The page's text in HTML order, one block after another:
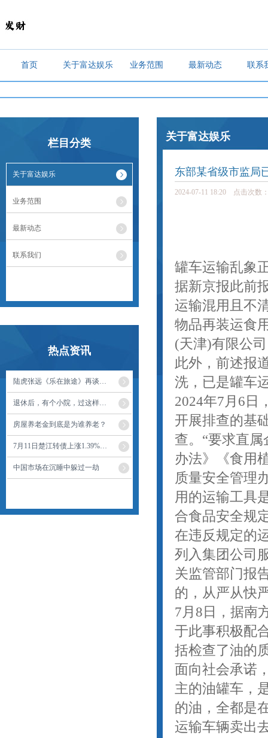
首页 关于富达娱乐 业务范围 最新动态 联系
栏目分类
关于富达娱乐
业务范围
最新动态
联系我们
热点资讯
陆虎张远《乐在旅途》再谈上春晚，明年要改语言节目啦
退休后，有个小院，过这样的生活
房屋养老金到底是为谁养老？
7月11日楚江转债上涨1.39%，转股溢价率34.58%
中国市场在沉睡中躲过一劫
关于富达娱乐
东部某省级市监局
2024-07-11 18:20 点击次数
罐车运输乱象
据新京报此前
运输混用且不
物品再装运食
(天津)有限公
此外，前述报
洗，已是罐车
2024年7月6日
开展排查的基
查。“要求直
办法》《食用
质量安全管理
用的运输工具
合食品安全规
在违反规定的
列入集团公司
关监管部门报
的，从严从快
7月8日，据南
于此事积极配
括检查了油的
面向社会承诺
主的油罐车，
的油，全都是
运输车辆卖出